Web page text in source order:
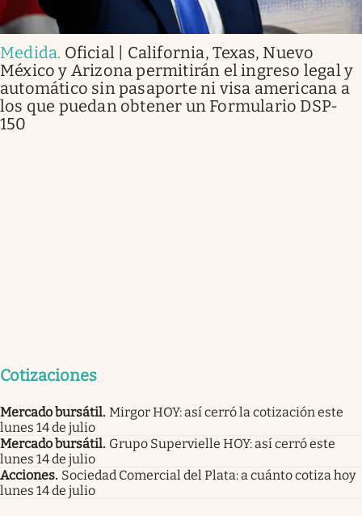
Medida. Oficial | California, Texas, Nuevo
México y Arizona permitirán el ingreso legal y
automático sin pasaporte ni visa americana a
los que puedan obtener un Formulario DSP-
150
Cotizaciones
Mercado bursátil. Mirgor HOY: así cerró la cotización este
lunes 14 de julio
Mercado bursátil. Grupo Supervielle HOY: así cerró este
lunes 14 de julio
Acciones. Sociedad Comercial del Plata: a cuánto cotiza hoy
lunes 14 de julio